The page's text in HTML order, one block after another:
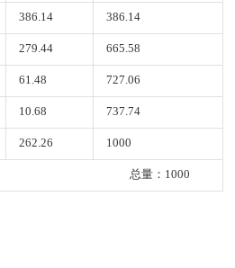
386.14 386.14
279.44 665.58
61.48 727.06
10.68 737.74
262.26 1000
总量：1000